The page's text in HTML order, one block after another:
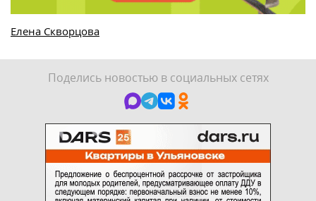
Елена Скворцова
Поделись новостью в социальных сетях